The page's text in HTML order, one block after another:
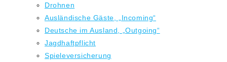
Drohnen
Ausländische Gäste, „Incoming“
Deutsche im Ausland, „Outgoing“
Jagdhaftpflicht
Spieleversicherung